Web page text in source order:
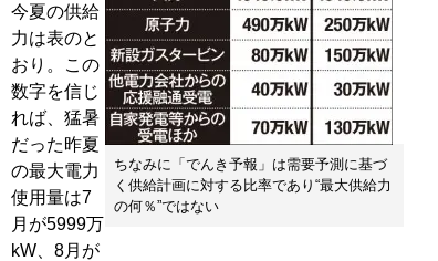
ちなみに「でんき予報」は需要予測に基づ
く供給計画に対する比率であり“最大供給力
の何％”ではない
今夏の供給
力は表のと
おり。この
数字を信じ
れば、猛暑
だった昨夏
の最大電力
使用量は7
月が5999万
kW、8月が